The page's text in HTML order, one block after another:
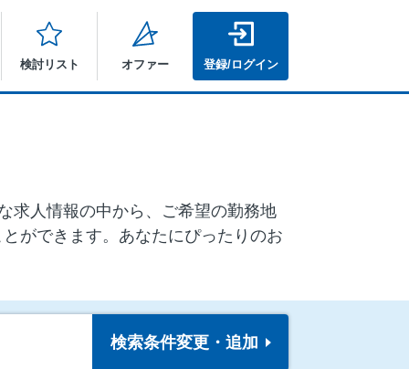
検討リスト オファー 登録/ログイン
求人情報の中から、ご希望の勤務地
ができます。あなたにぴったりのお
検索条件変更・追加